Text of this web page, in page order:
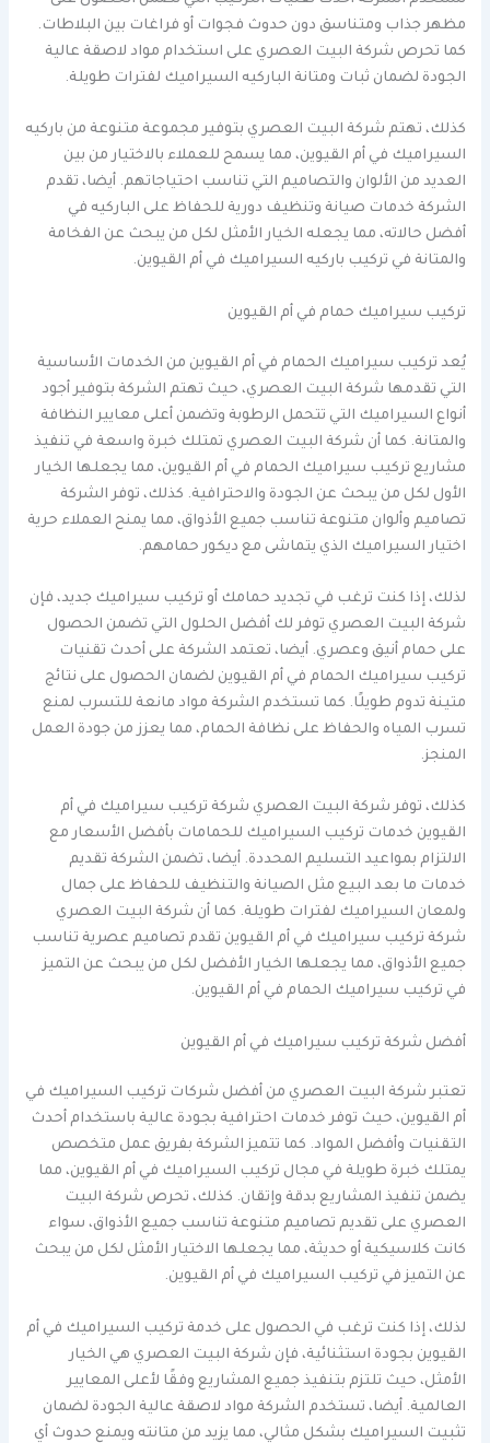
مظهر جذاب ومتناسق دون حدوث فجوات أو فراغات بين البلاطات.
كما تحرص شركة البيت العصري على استخدام مواد لاصقة عالية
الجودة لضمان ثبات ومتانة الباركيه السيراميك لفترات طويلة.
كذلك، تهتم شركة البيت العصري بتوفير مجموعة متنوعة من باركيه
السيراميك في أم القيوين، مما يسمح للعملاء بالاختيار من بين
العديد من الألوان والتصاميم التي تناسب احتياجاتهم. أيضا، تقدم
الشركة خدمات صيانة وتنظيف دورية للحفاظ على الباركيه في
أفضل حالاته، مما يجعله الخيار الأمثل لكل من يبحث عن الفخامة
والمتانة في تركيب باركيه السيراميك في أم القيوين.
تركيب سيراميك حمام في أم القيوين
يُعد تركيب سيراميك الحمام في أم القيوين من الخدمات الأساسية
التي تقدمها شركة البيت العصري، حيث تهتم الشركة بتوفير أجود
أنواع السيراميك التي تتحمل الرطوبة وتضمن أعلى معايير النظافة
والمتانة. كما أن شركة البيت العصري تمتلك خبرة واسعة في تنفيذ
مشاريع تركيب سيراميك الحمام في أم القيوين، مما يجعلها الخيار
الأول لكل من يبحث عن الجودة والاحترافية. كذلك، توفر الشركة
تصاميم وألوان متنوعة تناسب جميع الأذواق، مما يمنح العملاء حرية
اختيار السيراميك الذي يتماشى مع ديكور حمامهم.
لذلك، إذا كنت ترغب في تجديد حمامك أو تركيب سيراميك جديد، فإن
شركة البيت العصري توفر لك أفضل الحلول التي تضمن الحصول
على حمام أنيق وعصري. أيضا، تعتمد الشركة على أحدث تقنيات
تركيب سيراميك الحمام في أم القيوين لضمان الحصول على نتائج
متينة تدوم طويلًا. كما تستخدم الشركة مواد مانعة للتسرب لمنع
تسرب المياه والحفاظ على نظافة الحمام، مما يعزز من جودة العمل
المنجز.
كذلك، توفر شركة البيت العصري شركة تركيب سيراميك في أم
القيوين خدمات تركيب السيراميك للحمامات بأفضل الأسعار مع
الالتزام بمواعيد التسليم المحددة. أيضا، تضمن الشركة تقديم
خدمات ما بعد البيع مثل الصيانة والتنظيف للحفاظ على جمال
ولمعان السيراميك لفترات طويلة. كما أن شركة البيت العصري
شركة تركيب سيراميك في أم القيوين تقدم تصاميم عصرية تناسب
جميع الأذواق، مما يجعلها الخيار الأفضل لكل من يبحث عن التميز
في تركيب سيراميك الحمام في أم القيوين.
أفضل شركة تركيب سيراميك في أم القيوين
تعتبر شركة البيت العصري من أفضل شركات تركيب السيراميك في
أم القيوين، حيث توفر خدمات احترافية بجودة عالية باستخدام أحدث
التقنيات وأفضل المواد. كما تتميز الشركة بفريق عمل متخصص
يمتلك خبرة طويلة في مجال تركيب السيراميك في أم القيوين، مما
يضمن تنفيذ المشاريع بدقة وإتقان. كذلك، تحرص شركة البيت
العصري على تقديم تصاميم متنوعة تناسب جميع الأذواق، سواء
كانت كلاسيكية أو حديثة، مما يجعلها الاختيار الأمثل لكل من يبحث
عن التميز في تركيب السيراميك في أم القيوين.
لذلك، إذا كنت ترغب في الحصول على خدمة تركيب السيراميك في أم
القيوين بجودة استثنائية، فإن شركة البيت العصري هي الخيار
الأمثل، حيث تلتزم بتنفيذ جميع المشاريع وفقًا لأعلى المعايير
العالمية. أيضا، تستخدم الشركة مواد لاصقة عالية الجودة لضمان
تثبيت السيراميك بشكل مثالي، مما يزيد من متانته ويمنع حدوث أي